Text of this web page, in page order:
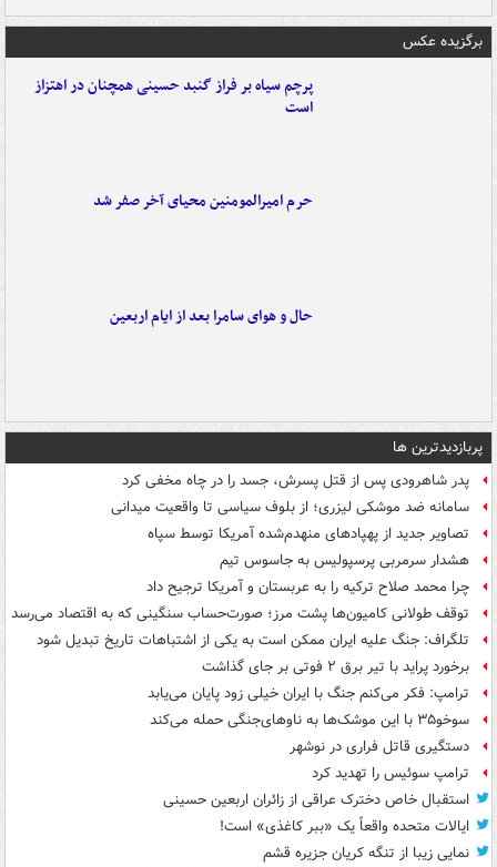
برگزیده عکس
پرچم سیاه بر فراز گنبد حسینی همچنان در اهتزاز
است
حرم امیرالمومنین محیای آخر صفر شد
حال و هوای سامرا بعد از ایام اربعین
پربازدیدترین ها
پدر شاهرودی پس از قتل پسرش، جسد را در چاه مخفی کرد
سامانه ضد موشکی لیزری؛ از بلوف سیاسی تا واقعیت میدانی
تصاویر جدید از پهپادهای منهدم‌شده آمریکا توسط سپاه
هشدار سرمربی پرسپولیس به جاسوس تیم
چرا محمد صلاح ترکیه را به عربستان و آمریکا ترجیح داد
توقف طولانی کامیون‌ها پشت مرز؛ صورت‌حساب سنگینی که به اقتصاد می‌رسد
تلگراف: جنگ علیه ایران ممکن است به یکی از اشتباهات تاریخ تبدیل شود
برخورد پراید با تیر برق ۲ فوتی بر جای گذاشت
ترامپ: فکر می‌کنم جنگ با ایران خیلی زود پایان می‌یابد
سوخو۳۵ با این موشک‌ها به ناوهای‌جنگی حمله می‌کند
دستگیری قاتل فراری در نوشهر
ترامپ سوئیس را تهدید کرد
استقبال خاص دخترک عراقی از زائران اربعین حسینی
ایالات متحده واقعاً یک «ببر کاغذی» است!
نمایی زیبا از تنگه کریان جزیره قشم